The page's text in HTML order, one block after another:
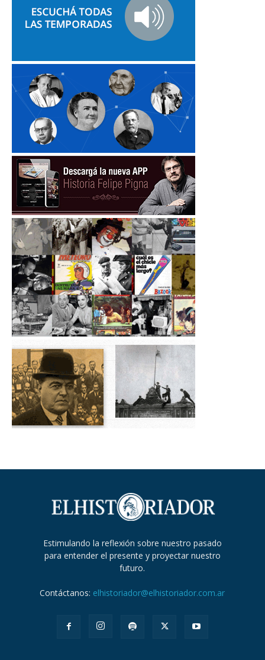
Estimulando la reflexión sobre nuestro pasado
para entender el presente y proyectar nuestro
futuro.
Contáctanos: elhistoriador@elhistoriador.com.ar